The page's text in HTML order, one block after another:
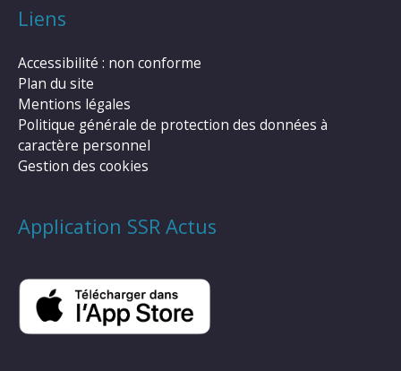
Liens
Accessibilité : non conforme
Plan du site
Mentions légales
Politique générale de protection des données à
caractère personnel
Gestion des cookies
Application SSR Actus